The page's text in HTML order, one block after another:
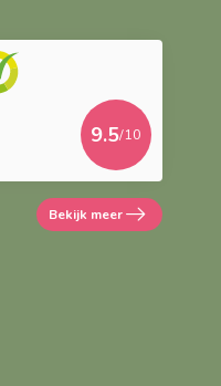
9.5/10
Bekijk meer